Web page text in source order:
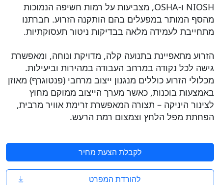
NIOSH ו-OSHA, מצביעות על רמות חשיפה הנמוכות
מהסף המותר במפעלים בהם הותקנה הזרוע. חברתנו
מתחייבת לעמידה מלאה בבדיקות ניטור תעסוקתיות.
הזרוע מתאפיינת בתנועה קלה, מדויקת ונוחה, ומאפשרת
גישה לכל נקודה במרחב העבודה במהירות וביעילות.
מכלולי הזרוע כוללים מנגנון ייצוב מרחבי (פנטוגרף) מאוזן
באמצעות בוכנות, כאשר מערך הייצוב ממוקם מחוץ
לצינור היניקה – תצורה המאפשרת זרימת אוויר מרבית,
הפחתת מפל הלחץ וצמצום רמת הרעש.
לקבלת הצעת מחיר
להורדת המפרט